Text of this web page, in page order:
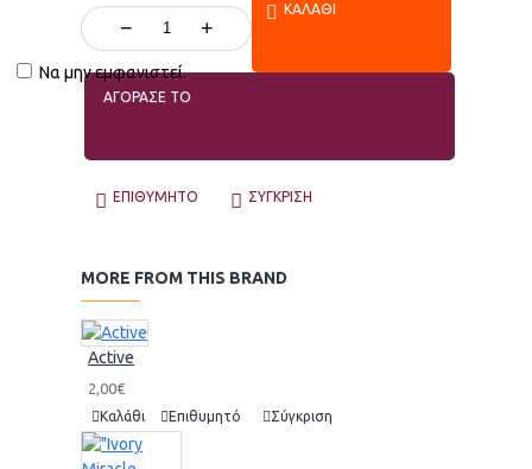
Να μην εμφανιστεί.
− +
ΚΑΛΆΘΙ
ΑΓΟΡΑΣΕ ΤΟ
ΕΠΙΘΥΜΗΤΌ ΣΎΓΚΡΙΣΗ
MORE FROM THIS BRAND
Active
2,00€
Καλάθι Επιθυμητό Σύγκριση